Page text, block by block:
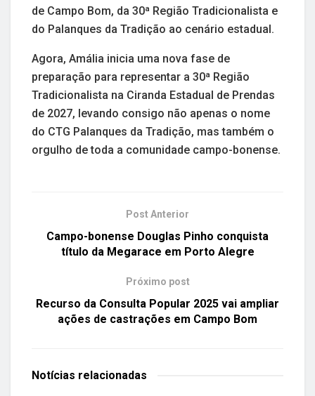
de Campo Bom, da 30ª Região Tradicionalista e
do Palanques da Tradição ao cenário estadual.
Agora, Amália inicia uma nova fase de
preparação para representar a 30ª Região
Tradicionalista na Ciranda Estadual de Prendas
de 2027, levando consigo não apenas o nome
do CTG Palanques da Tradição, mas também o
orgulho de toda a comunidade campo-bonense.
Post Anterior
Campo-bonense Douglas Pinho conquista
título da Megarace em Porto Alegre
Próximo post
Recurso da Consulta Popular 2025 vai ampliar
ações de castrações em Campo Bom
Notícias relacionadas